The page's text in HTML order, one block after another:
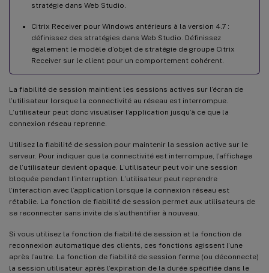
stratégie dans Web Studio.
Citrix Receiver pour Windows antérieurs à la version 4.7 :
définissez des stratégies dans Web Studio. Définissez
également le modèle d’objet de stratégie de groupe Citrix
Receiver sur le client pour un comportement cohérent.
La fiabilité de session maintient les sessions actives sur l’écran de
l’utilisateur lorsque la connectivité au réseau est interrompue.
L’utilisateur peut donc visualiser l’application jusqu’à ce que la
connexion réseau reprenne.
Utilisez la fiabilité de session pour maintenir la session active sur le
serveur. Pour indiquer que la connectivité est interrompue, l’affichage
de l’utilisateur devient opaque. L’utilisateur peut voir une session
bloquée pendant l’interruption. L’utilisateur peut reprendre
l’interaction avec l’application lorsque la connexion réseau est
rétablie. La fonction de fiabilité de session permet aux utilisateurs de
se reconnecter sans invite de s’authentifier à nouveau.
Si vous utilisez la fonction de fiabilité de session et la fonction de
reconnexion automatique des clients, ces fonctions agissent l’une
après l’autre. La fonction de fiabilité de session ferme (ou déconnecte)
la session utilisateur après l’expiration de la durée spécifiée dans le